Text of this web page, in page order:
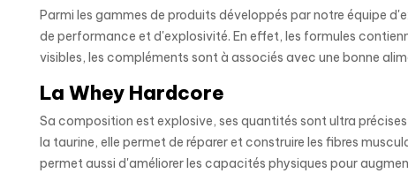
Parmi les gammes de produits développés par notre équipe
de performance et d'explosivité. En effet, les formules
visibles, les compléments sont à associés avec une bonne
La Whey Hardcore
Sa composition est explosive, ses quantités sont ultra
la taurine, elle permet de réparer et construire les fibres
permet aussi d'améliorer les capacités physiques pour